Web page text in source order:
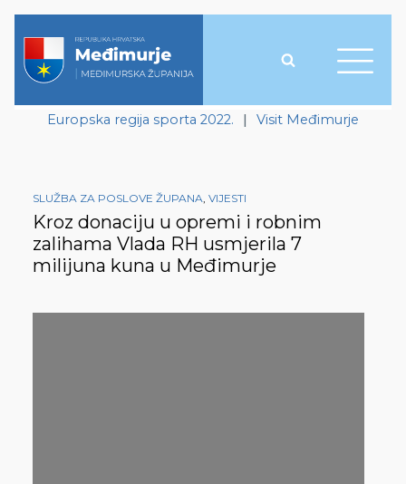
Europska regija sporta 2022. | Visit Međimurje
SLUŽBA ZA POSLOVE ŽUPANA, VIJESTI
Kroz donaciju u opremi i robnim
zalihama Vlada RH usmjerila 7
milijuna kuna u Međimurje